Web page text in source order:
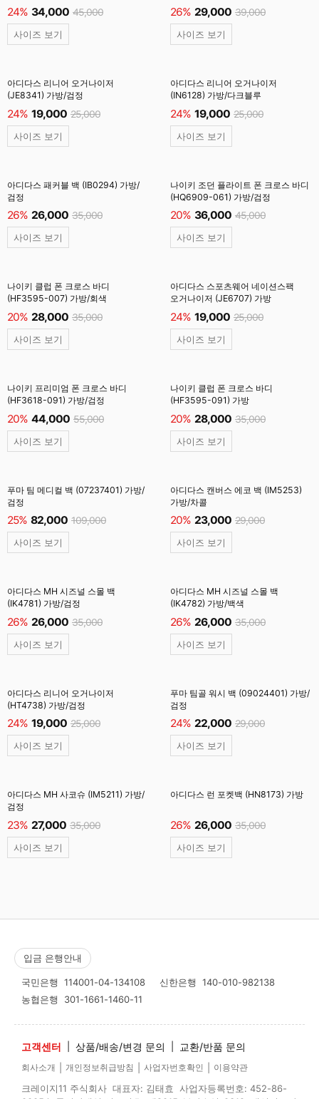
24% 34,000 45,000
사이즈 보기
26% 29,000 39,000
사이즈 보기
아디다스 리니어 오거나이저
(JE8341) 가방/검정
24% 19,000 25,000
사이즈 보기
아디다스 리니어 오거나이저
(IN6128) 가방/다크블루
24% 19,000 25,000
사이즈 보기
아디다스 패커블 백 (IB0294) 가방/
검정
26% 26,000 35,000
사이즈 보기
나이키 조던 플라이트 폰 크로스 바디
(HQ6909-061) 가방/검정
20% 36,000 45,000
사이즈 보기
나이키 클럽 폰 크로스 바디
(HF3595-007) 가방/회색
20% 28,000 35,000
사이즈 보기
아디다스 스포츠웨어 네이션스팩
오거나이저 (JE6707) 가방
24% 19,000 25,000
사이즈 보기
나이키 프리미엄 폰 크로스 바디
(HF3618-091) 가방/검정
20% 44,000 55,000
사이즈 보기
나이키 클럽 폰 크로스 바디
(HF3595-091) 가방
20% 28,000 35,000
사이즈 보기
푸마 팀 메디컬 백 (07237401) 가방/
검정
25% 82,000 109,000
사이즈 보기
아디다스 캔버스 에코 백 (IM5253)
가방/차콜
20% 23,000 29,000
사이즈 보기
아디다스 MH 시즈널 스몰 백
(IK4781) 가방/검정
26% 26,000 35,000
사이즈 보기
아디다스 MH 시즈널 스몰 백
(IK4782) 가방/백색
26% 26,000 35,000
사이즈 보기
아디다스 리니어 오거나이저
(HT4738) 가방/검정
24% 19,000 25,000
사이즈 보기
푸마 팀골 워시 백 (09024401) 가방/
검정
24% 22,000 29,000
사이즈 보기
아디다스 MH 사코슈 (IM5211) 가방/
검정
23% 27,000 35,000
사이즈 보기
아디다스 런 포켓백 (HN8173) 가방
26% 26,000 35,000
사이즈 보기
입금 은행안내
국민은행 114001-04-134108 신한은행 140-010-982138
농협은행 301-1661-1460-11
고객센터 상품/배송/변경 문의 교환/반품 문의
회사소개 개인정보취급방침 사업자번호확인 이용약관
크레이지11 주식회사 대표자: 김태효 사업자등록번호: 452-86-